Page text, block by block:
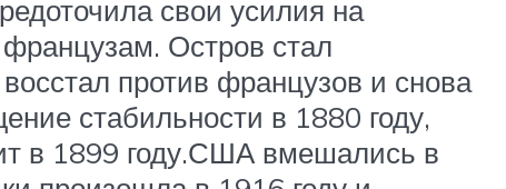
свои усилия на
Остров стал
против французов и снова
стабильности в 1880 году,
в 1899 году.США вмешались в